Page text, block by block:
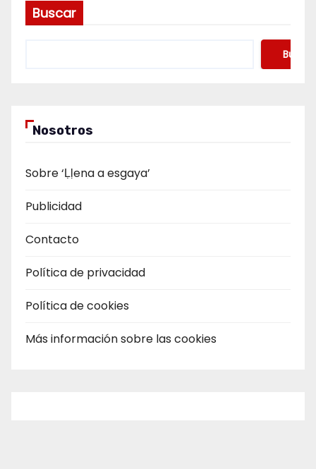
Buscar
Buscar
Nosotros
Sobre ‘Ḷḷena a esgaya’
Publicidad
Contacto
Política de privacidad
Política de cookies
Más información sobre las cookies